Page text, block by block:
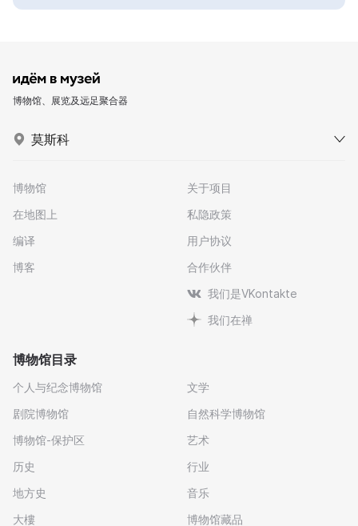
博物馆、展览及远足聚合器
莫斯科
博物馆
在地图上
编译
博客
关于项目
私隐政策
用户协议
合作伙伴
我们是VKontakte
我们在禅
博物馆目录
个人与纪念博物馆
剧院博物馆
博物馆-保护区
历史
地方史
大樓
文学
自然科学博物馆
艺术
行业
音乐
博物馆藏品